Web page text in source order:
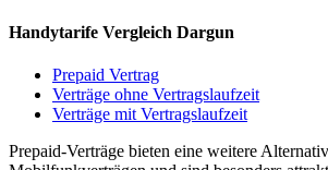
Handytarife Vergleich Dargun
Prepaid Vertrag
Verträge ohne Vertragslaufzeit
Verträge mit Vertragslaufzeit
Prepaid-Verträge bieten eine weitere